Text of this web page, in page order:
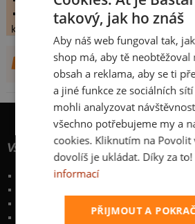
koupilo by:2 lidí
konečné hodnocení:
DALŠÍ NÁVRHY OD
Vše o nákupu
Poštovné a způsoby doručení
Zakázkový potisk textilu
takový, jak ho znáš
Aby náš web fungoval tak,
shop má, aby tě neobtěžoval
obsah a reklama, aby se ti
a jiné funkce ze sociálních
mohli analyzovat
všechno potřebujeme my a
cookies. Kliknutím na Povolit
dovolíš je ukládat. Díky za to!
informací
PŘIJMOUT A